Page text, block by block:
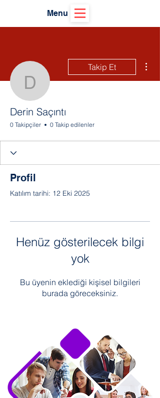
Menu
Derin Saçıntı
Takip Et
Derin Saçıntı
0 Takipçiler 0 Takip edilenler
Profil
Katılım tarihi: 12 Eki 2025
Henüz gösterilecek bilgi
yok
Bu üyenin eklediği kişisel bilgileri
burada göreceksiniz.